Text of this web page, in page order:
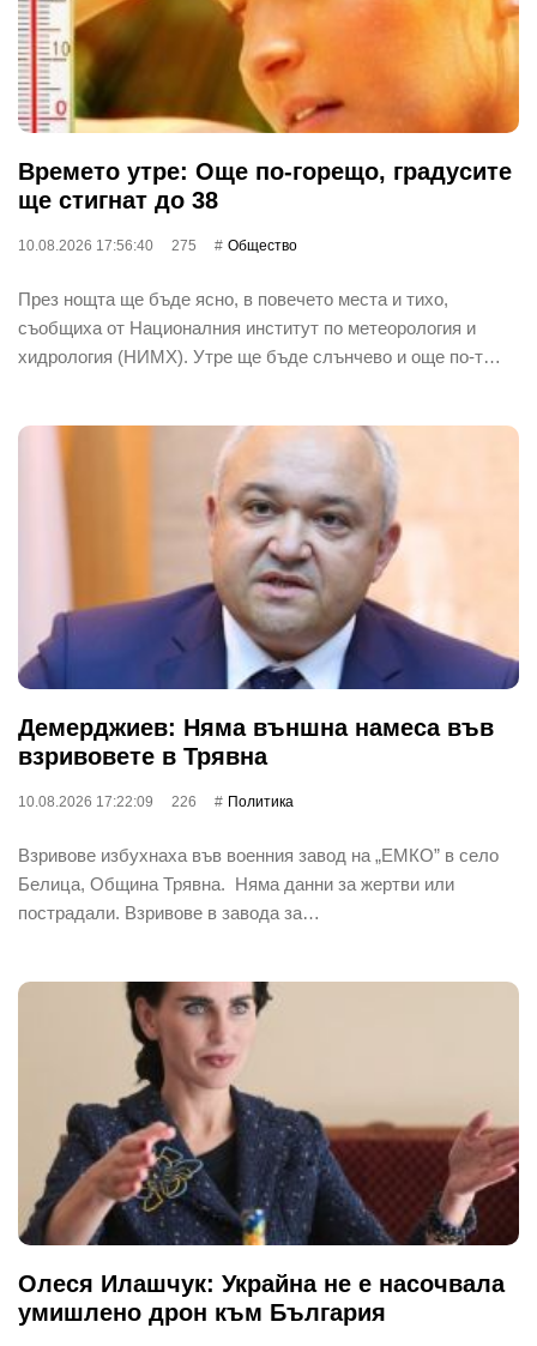
Времето утре: Още по-горещо, градусите
ще стигнат до 38
10.08.2026 17:56:40 275 Общество
През нощта ще бъде ясно, в повечето места и тихо,
съобщиха от Националния институт по метеорология и
хидрология (НИМХ). Утре ще бъде слънчево и още по-т…
Демерджиев: Няма външна намеса във
взривовете в Трявна
10.08.2026 17:22:09 226 Политика
Взривове избухнаха във военния завод на „ЕМКО” в село
Белица, Община Трявна. Няма данни за жертви или
пострадали. Взривове в завода за…
Олеся Илашчук: Украйна не е насочвала
умишлено дрон към България